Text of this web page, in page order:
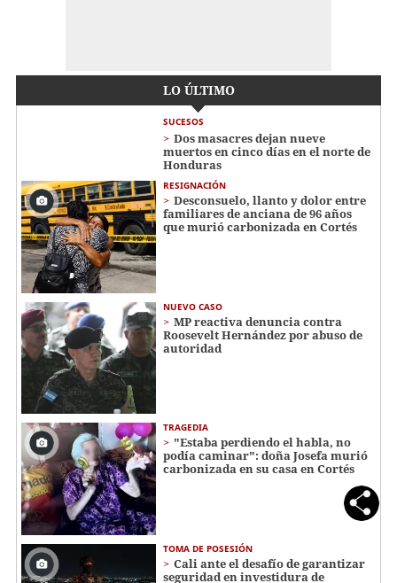
LO ÚLTIMO
SUCESOS
Dos masacres dejan nueve
muertos en cinco días en el norte de
Honduras
RESIGNACIÓN
​​​​Desconsuelo, llanto y dolor entre
familiares de anciana de 96 años
que murió carbonizada en Cortés
NUEVO CASO
MP reactiva denuncia contra
Roosevelt Hernández por abuso de
autoridad
TRAGEDIA
"Estaba perdiendo el habla, no
podía caminar": doña Josefa murió
carbonizada en su casa en Cortés
TOMA DE POSESIÓN
Cali ante el desafío de garantizar
seguridad en investidura de